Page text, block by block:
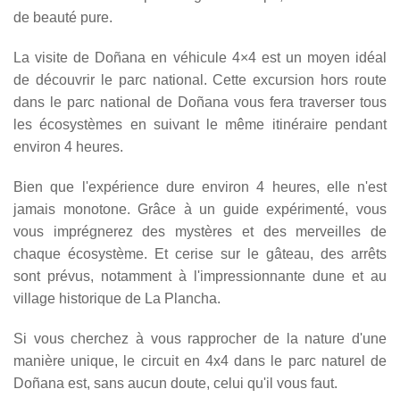
de beauté pure.
La visite de Doñana en véhicule 4×4 est un moyen idéal
de découvrir le parc national. Cette excursion hors route
dans le parc national de Doñana vous fera traverser tous
les écosystèmes en suivant le même itinéraire pendant
environ 4 heures.
Bien que l'expérience dure environ 4 heures, elle n'est
jamais monotone. Grâce à un guide expérimenté, vous
vous imprégnerez des mystères et des merveilles de
chaque écosystème. Et cerise sur le gâteau, des arrêts
sont prévus, notamment à l'impressionnante dune et au
village historique de La Plancha.
Si vous cherchez à vous rapprocher de la nature d'une
manière unique, le circuit en 4x4 dans le parc naturel de
Doñana est, sans aucun doute, celui qu'il vous faut.